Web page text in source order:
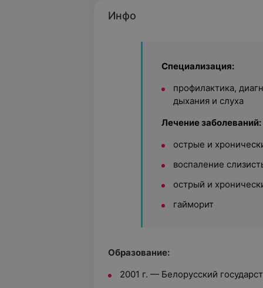
Инфо
Специализация:
профилактика,
дыхания и слуха
Лечение заболеваний:
острые и
воспаление
острый и
гайморит
Образование:
2001 г. — Белорусский